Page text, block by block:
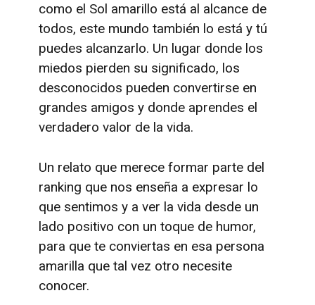
como el Sol amarillo está al alcance de
todos, este mundo también lo está y tú
puedes alcanzarlo. Un lugar donde los
miedos pierden su significado, los
desconocidos pueden convertirse en
grandes amigos y donde aprendes el
verdadero valor de la vida.
Un relato que merece formar parte del
ranking que nos enseña a expresar lo
que sentimos y a ver la vida desde un
lado positivo con un toque de humor,
para que te conviertas en esa persona
amarilla que tal vez otro necesite
conocer.